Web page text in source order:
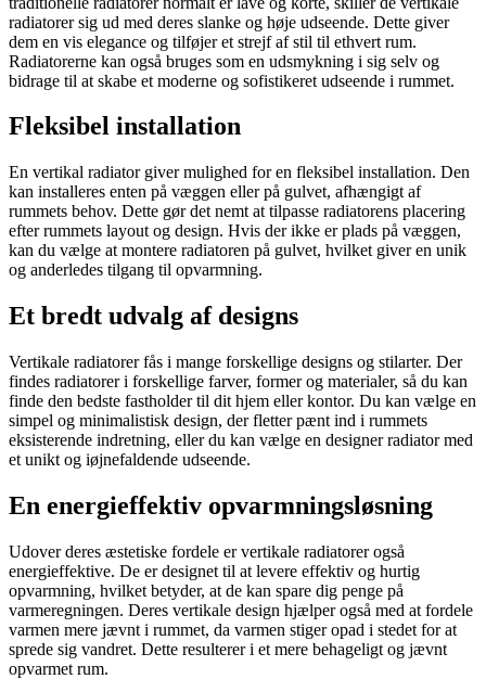
radiatorer sig ud med deres slanke og høje udseende. Dette giver
dem en vis elegance og tilføjer et strejf af stil til ethvert rum.
Radiatorerne kan også bruges som en udsmykning i sig selv og
bidrage til at skabe et moderne og sofistikeret udseende i rummet.
Fleksibel installation
En vertikal radiator giver mulighed for en fleksibel installation. Den
kan installeres enten på væggen eller på gulvet, afhængigt af
rummets behov. Dette gør det nemt at tilpasse radiatorens placering
efter rummets layout og design. Hvis der ikke er plads på væggen,
kan du vælge at montere radiatoren på gulvet, hvilket giver en unik
og anderledes tilgang til opvarmning.
Et bredt udvalg af designs
Vertikale radiatorer fås i mange forskellige designs og stilarter. Der
findes radiatorer i forskellige farver, former og materialer, så du kan
finde den bedste fastholder til dit hjem eller kontor. Du kan vælge en
simpel og minimalistisk design, der fletter pænt ind i rummets
eksisterende indretning, eller du kan vælge en designer radiator med
et unikt og iøjnefaldende udseende.
En energieffektiv opvarmningsløsning
Udover deres æstetiske fordele er vertikale radiatorer også
energieffektive. De er designet til at levere effektiv og hurtig
opvarmning, hvilket betyder, at de kan spare dig penge på
varmeregningen. Deres vertikale design hjælper også med at fordele
varmen mere jævnt i rummet, da varmen stiger opad i stedet for at
sprede sig vandret. Dette resulterer i et mere behageligt og jævnt
opvarmet rum.